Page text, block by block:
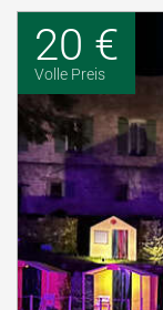
20 €
Volle Preis